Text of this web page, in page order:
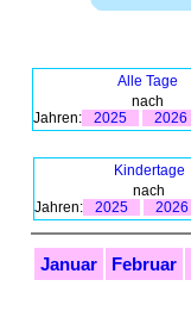
Alle Tage
nach
Jahren:
2025 2026
Kindertage
nach
Jahren:
2025 2026
Januar Februar